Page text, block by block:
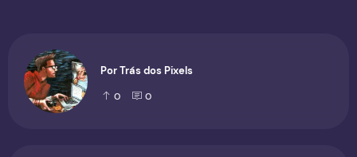
Por Trás dos Pixels
0 0